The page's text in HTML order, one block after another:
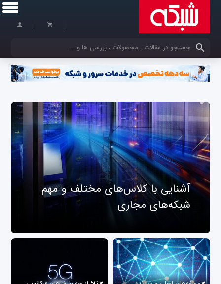
کلمات کلیدی خود را وارد کنید
آشنایی با کلاس‌های مختلف و مهم
شبکه‌های مجازی